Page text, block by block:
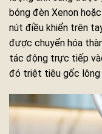
bóng đèn Xenon
nút điều khiển trên
được chuyển hóa
tác động trực tiếp
đó triệt tiêu gốc lông